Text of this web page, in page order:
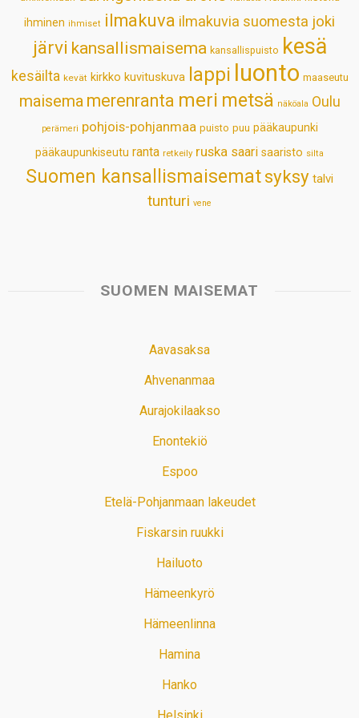
t
ihminen ihmiset ilmakuva ilmakuvia suomesta joki
järvi kansallismaisema kansallispuisto kesä
kesäilta kevät kirkko kuvituskuva lappi luonto maaseutu
maisema merenranta meri metsä näköala Oulu
perämeri pohjois-pohjanmaa puisto puu pääkaupunki
pääkaupunkiseutu ranta retkeily ruska saari saaristo silta
Suomen kansallismaisematsyksy talvi
tunturi vene
SUOMEN MAISEMAT
Aavasaksa
Ahvenanmaa
Aurajokilaakso
Enontekiö
Espoo
Etelä-Pohjanmaan lakeudet
Fiskarsin ruukki
Hailuoto
Hämeenkyrö
Hämeenlinna
Hamina
Hanko
Helsinki